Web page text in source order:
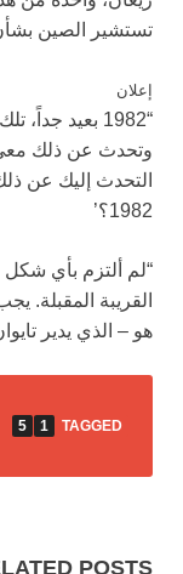
تستشير الصين
إعلان
“1982 بعيد
وتحدث عن ذلك معي
التحدث إليك عن
1982؟’
“لم ألتزم بأي شكل
القريبة
هو – الذي يدير
TAGGED
1
5
POSTS